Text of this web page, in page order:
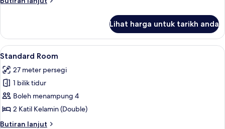
Double
Lihat harga untuk tarikh anda
Lihat
semua
foto
untuk
Standard
Room
Cadar kapas Mesir, peralatan
5
Standard Room
27 meter persegi
1 bilik tidur
Boleh menampung 4
2 Katil Kelamin (Double)
Butiran lanjut
Butiran